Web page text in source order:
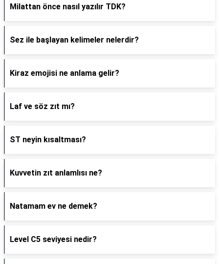
Milattan önce nasıl yazılır TDK?
Sez ile başlayan kelimeler nelerdir?
Kiraz emojisi ne anlama gelir?
Laf ve söz zıt mı?
ST neyin kısaltması?
Kuvvetin zıt anlamlısı ne?
Natamam ev ne demek?
Level C5 seviyesi nedir?